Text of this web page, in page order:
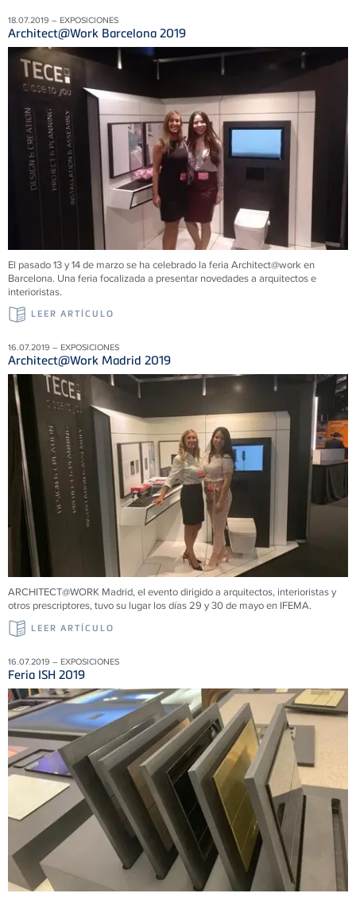
18.07.2019 – EXPOSICIONES
Architect@Work Barcelona 2019
El pasado 13 y 14 de marzo se ha celebrado la feria Architect@work en
Barcelona. Una feria focalizada a presentar novedades a arquitectos e
interioristas.
LEER ARTÍCULO
16.07.2019 – EXPOSICIONES
Architect@Work Madrid 2019
ARCHITECT@WORK Madrid, el evento dirigido a arquitectos, interioristas y
otros prescriptores, tuvo su lugar los días 29 y 30 de mayo en IFEMA.
LEER ARTÍCULO
16.07.2019 – EXPOSICIONES
Feria ISH 2019